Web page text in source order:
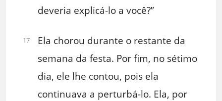
deveria explicá-lo a você?”
17
Ela chorou durante o restante da
semana da festa. Por fim, no sétimo
dia, ele lhe contou, pois ela
continuava a perturbá-lo. Ela, por